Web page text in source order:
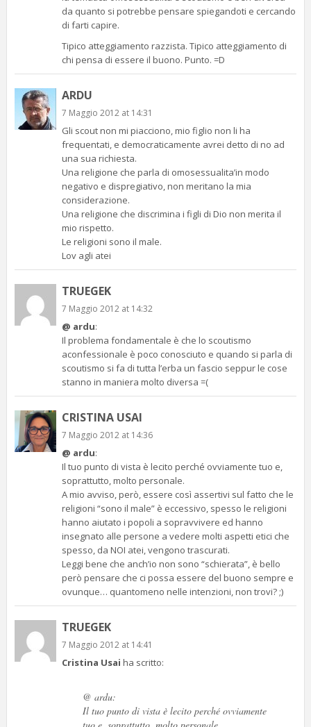
da quanto si potrebbe pensare spiegandoti e cercando
di farti capire.
Tipico atteggiamento razzista. Tipico atteggiamento di
chi pensa di essere il buono. Punto. =D
ARDU
7 Maggio 2012 at 14:31
Gli scout non mi piacciono, mio figlio non li ha
frequentati, e democraticamente avrei detto di no ad
una sua richiesta.
Una religione che parla di omosessualita’in modo
negativo e dispregiativo, non meritano la mia
considerazione.
Una religione che discrimina i figli di Dio non merita il
mio rispetto.
Le religioni sono il male.
Lov agli atei
TRUEGEK
7 Maggio 2012 at 14:32
@ ardu:
Il problema fondamentale è che lo scoutismo
aconfessionale è poco conosciuto e quando si parla di
scoutismo si fa di tutta l’erba un fascio seppur le cose
stanno in maniera molto diversa =(
CRISTINA USAI
7 Maggio 2012 at 14:36
@ ardu:
Il tuo punto di vista è lecito perché ovviamente tuo e,
soprattutto, molto personale.
A mio avviso, però, essere così assertivi sul fatto che le
religioni “sono il male” è eccessivo, spesso le religioni
hanno aiutato i popoli a sopravvivere ed hanno
insegnato alle persone a vedere molti aspetti etici che
spesso, da NOI atei, vengono trascurati.
Leggi bene che anch’io non sono “schierata”, è bello
però pensare che ci possa essere del buono sempre e
ovunque… quantomeno nelle intenzioni, non trovi? ;)
TRUEGEK
7 Maggio 2012 at 14:41
Cristina Usai ha scritto:
@ ardu:
Il tuo punto di vista è lecito perché ovviamente